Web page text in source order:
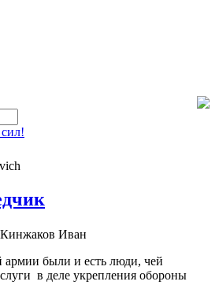
Кинжаков Иван
армии были и есть люди, чей
в деле укрепления обороны